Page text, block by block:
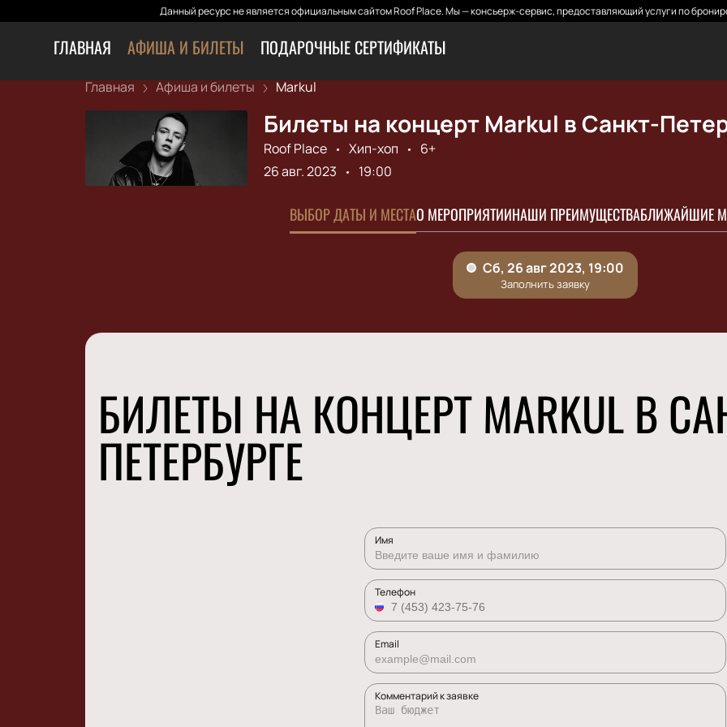
Данный ресурс не является официальным сайтом Roof Place. Мы — консьерж-сервис, предоставляющий услуги по
ГЛАВНАЯ АФИША И БИЛЕТЫ ПОДАРОЧНЫЕ СЕРТИФИКАТЫ
Главная Афиша и билеты Markul
Билеты на концерт Markul в Санкт-
Roof Place Хип-хоп
6+
26 авг. 2023
19:00
ВЫБОР ДАТЫ И МЕСТАО МЕРОПРИЯТИИНАШИ ПРЕИМУЩЕСТВАБЛИЖАЙШИЕ
БИЛЕТЫ НА КОНЦЕРТ MARKUL В
ПЕТЕРБУРГЕ
Имя
Телефон
Email
Комментарий к заявке